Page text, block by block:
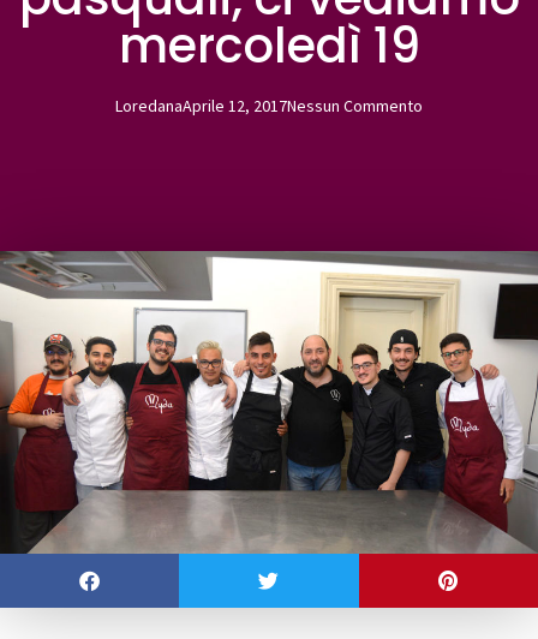
mercoledì 19
LoredanaAprile 12, 2017Nessun Commento